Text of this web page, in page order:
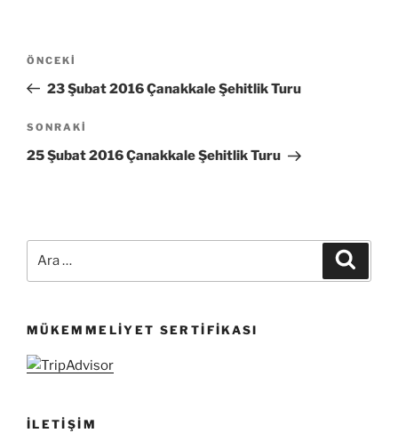
Yazı
Önceki
Yazı
ÖNCEKI
23 Şubat 2016 Çanakkale Şehitlik Turu
Sonraki
Yazı
SONRAKI
25 Şubat 2016 Çanakkale Şehitlik Turu
MÜKEMMELIYET SERTIFIKASI
İLETIŞIM